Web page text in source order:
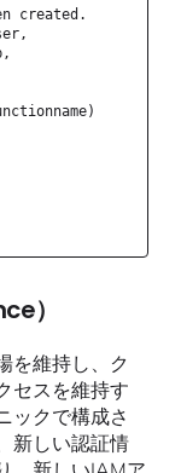
created.
）
を維持し、ク
セスを維持す
ックで構成さ
新しい認証情